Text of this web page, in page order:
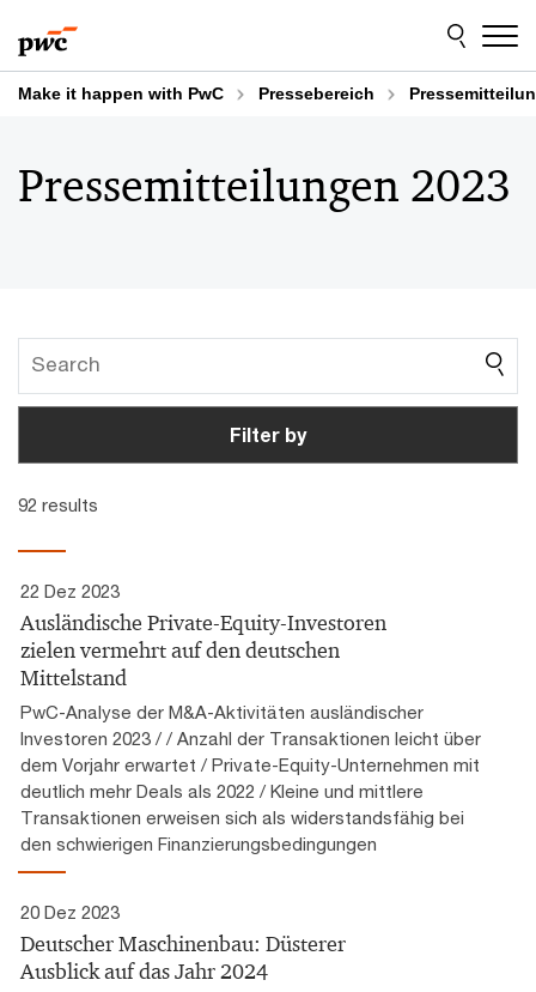
to
content
to
footer
Make it happen with PwC Pressebereich
Pressemitteilungen 2023
Filter by
92 results
22 Dez 2023
Ausländische Private-Equity-Investoren
zielen vermehrt auf den deutschen
Mittelstand
PwC-Analyse der M&A-Aktivitäten ausländischer
Investoren 2023 / / Anzahl der Transaktionen leicht über
dem Vorjahr erwartet / Private-Equity-Unternehmen mit
deutlich mehr Deals als 2022 / Kleine und mittlere
Transaktionen erweisen sich als widerstandsfähig bei
den schwierigen Finanzierungsbedingungen
20 Dez 2023
Deutscher Maschinenbau: Düsterer
Ausblick auf das Jahr 2024